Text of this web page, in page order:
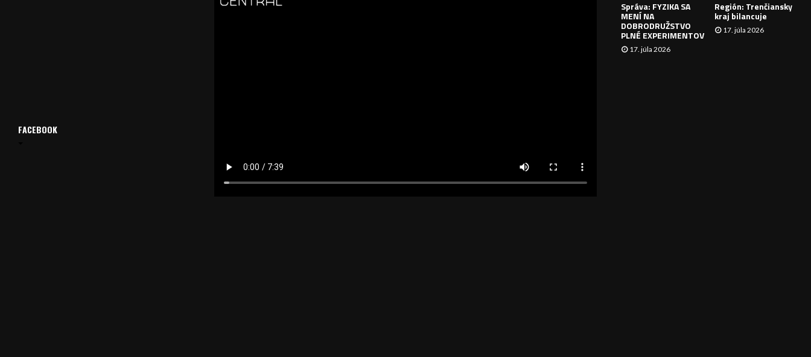
FACEBOOK
I
Správa: FYZIKA SA
MENÍ NA
DOBRODRUŽSTVO
PLNÉ EXPERIMENTOV
17. júla 2026
Región: Trenčiansky
kraj bilancuje
17. júla 2026